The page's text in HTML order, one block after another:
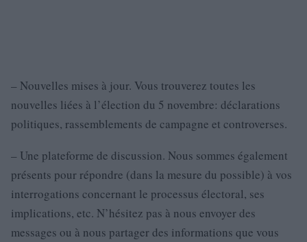
– Nouvelles mises à jour. Vous trouverez toutes les
nouvelles liées à l’élection du 5 novembre: déclarations
politiques, rassemblements de campagne et controverses.
– Une plateforme de discussion. Nous sommes également
présents pour répondre (dans la mesure du possible) à vos
interrogations concernant le processus électoral, ses
implications, etc. N’hésitez pas à nous envoyer des
messages ou à nous partager des informations que vous